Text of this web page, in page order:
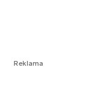
Reklama